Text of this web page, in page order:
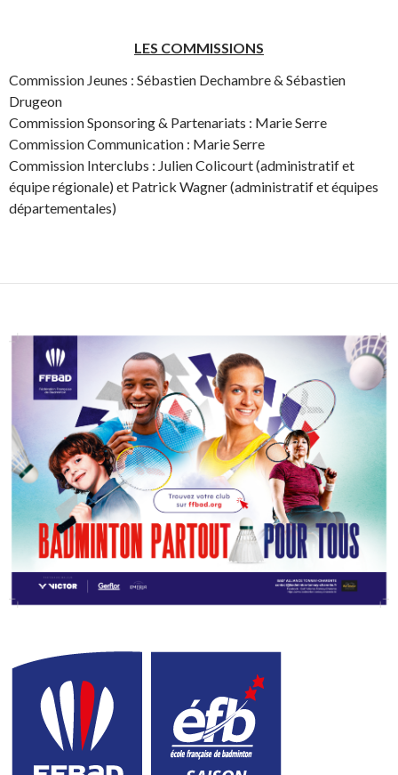
LES COMMISSIONS
Commission Jeunes : Sébastien Dechambre & Sébastien
Drugeon
Commission Sponsoring & Partenariats : Marie Serre
Commission Communication : Marie Serre
Commission Interclubs : Julien Colicourt (administratif et
équipe régionale) et Patrick Wagner (administratif et équipes
départementales)